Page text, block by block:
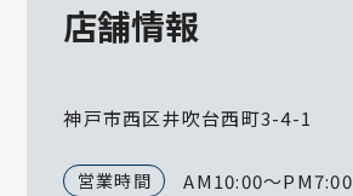
店舗情報
神戸市西区井吹台西町3-4-1
営業時間 AM10:00～PM7:00